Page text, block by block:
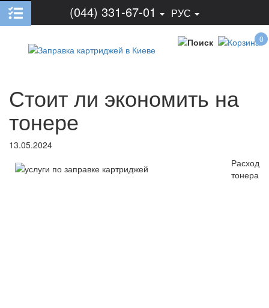
(044) 331-67-01 РУС
0
Стоит ли экономить на
тонере
13.05.2024
Расход
тонера